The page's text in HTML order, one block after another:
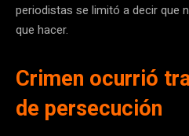
periodistas se limitó a decir que
que hacer.
Crimen ocurrió
de persecución